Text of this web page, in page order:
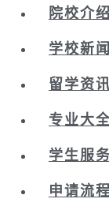
院校介绍
学校新闻
留学资讯
专业大
学生服
申请流程